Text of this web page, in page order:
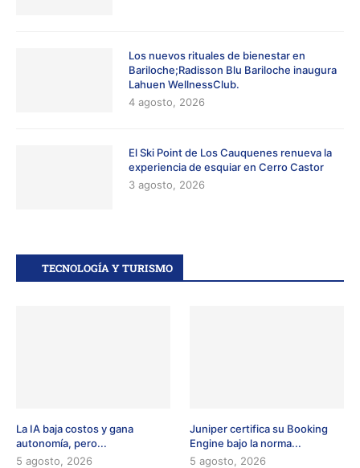
Los nuevos rituales de bienestar en
Bariloche;Radisson Blu Bariloche inaugura
Lahuen WellnessClub.
4 agosto, 2026
El Ski Point de Los Cauquenes renueva la
experiencia de esquiar en Cerro Castor
3 agosto, 2026
TECNOLOGÍA Y TURISMO
La IA baja costos y gana
autonomía, pero...
5 agosto, 2026
Juniper certifica su Booking
Engine bajo la norma...
5 agosto, 2026